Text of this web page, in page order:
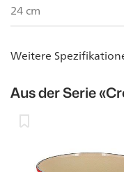
24 cm
Weitere
Aus der Serie